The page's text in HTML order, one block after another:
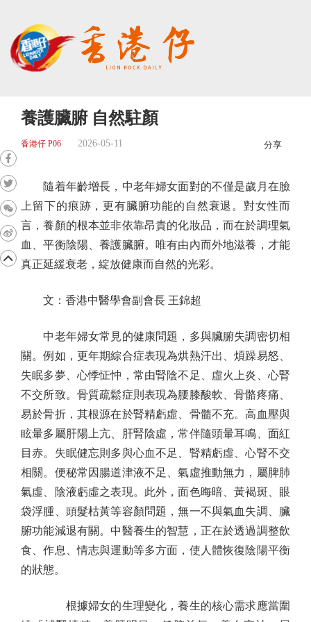
養護臟腑 自然駐顏
香港仔 P06 2026-05-11 分享
隨着年齡增長，中老年婦女面對的不僅是歲月在臉
上留下的痕跡，更有臟腑功能的自然衰退。對女性而
言，養顏的根本並非依靠昂貴的化妝品，而在於調理氣
血、平衡陰陽、養護臟腑。唯有由內而外地滋養，才能
真正延緩衰老，綻放健康而自然的光彩。
文：香港中醫學會副會長 王錦超
中老年婦女常見的健康問題，多與臟腑失調密切相
關。例如，更年期綜合症表現為烘熱汗出、煩躁易怒、
失眠多夢、心悸怔忡，常由腎陰不足、虛火上炎、心腎
不交所致。骨質疏鬆症則表現為腰膝酸軟、骨骼疼痛、
易於骨折，其根源在於腎精虧虛、骨髓不充。高血壓與
眩暈多屬肝陽上亢、肝腎陰虛，常伴隨頭暈耳鳴、面紅
目赤。失眠健忘則多與心血不足、腎精虧虛、心腎不交
相關。便秘常因腸道津液不足、氣虛推動無力，屬脾肺
氣虛、陰液虧虛之表現。此外，面色晦暗、黃褐斑、眼
袋浮腫、頭髮枯黃等容顏問題，無一不與氣血失調、臟
腑功能減退有關。中醫養生的智慧，正在於透過調整飲
食、作息、情志與運動等多方面，使人體恢復陰陽平衡
的狀態。
根據婦女的生理變化，養生的核心需求應當圍